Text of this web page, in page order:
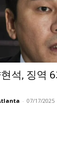
석, 징역
- 07/17/2025